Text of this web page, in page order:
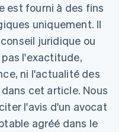
est fourni à des fins
uniquement. Il
juridique ou
l'exactitude,
ni l'actualité des
cet article. Nous
l'avis d'un avocat
agréé dans le